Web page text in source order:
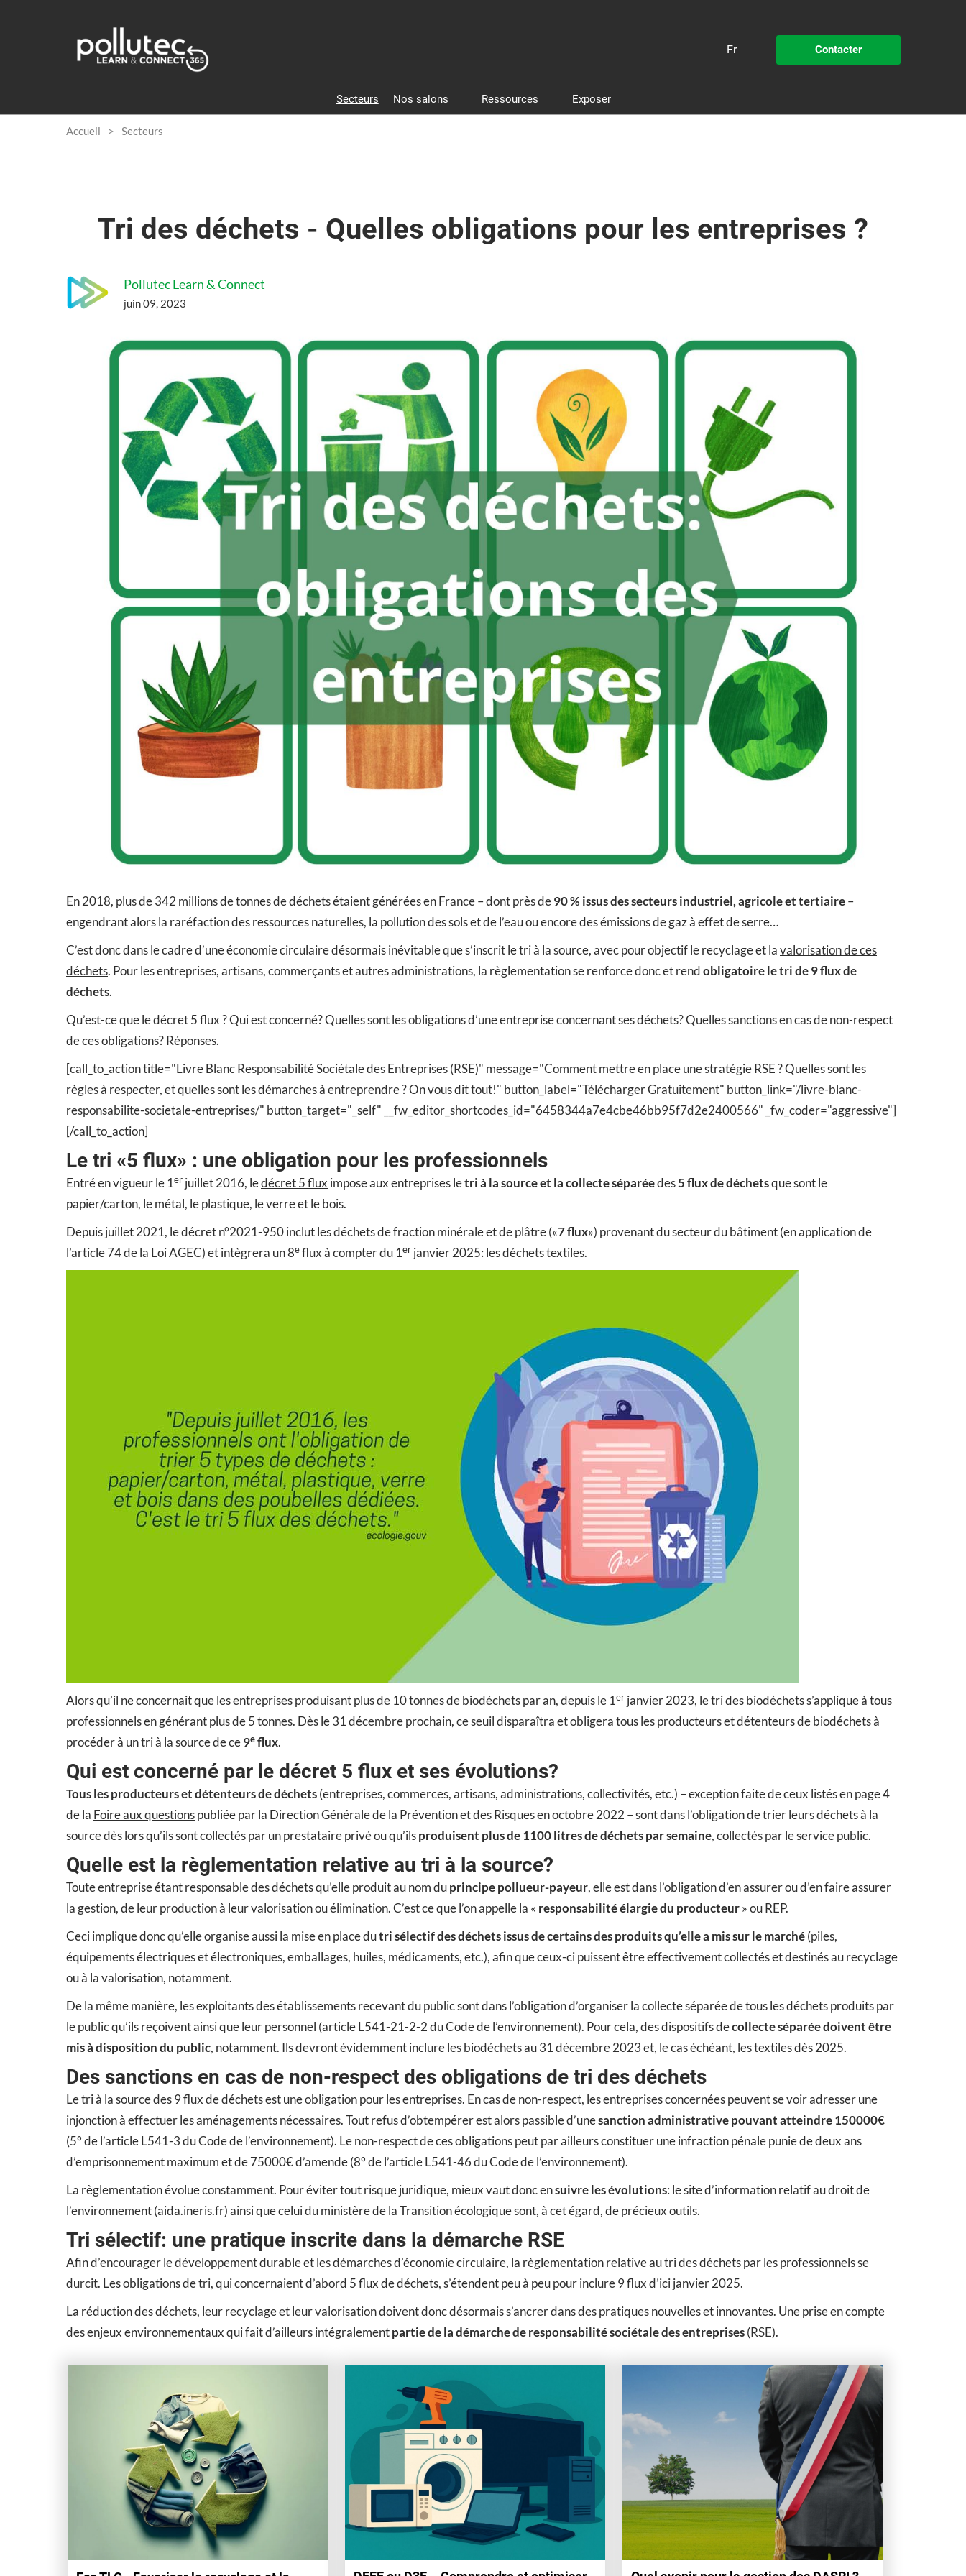
contenu
Fr Contacter
Secteurs Nos salons Ressources Exposer
Accueil Secteurs
Tri des déchets - Quelles obligations pour les entreprises ?
Pollutec Learn & Connect
juin 09, 2023
En 2018, plus de 342 millions de tonnes de déchets étaient générées en France – dont près de90 % issus des secteurs industriel, agricole et tertiaire–
engendrant alors la raréfaction des ressources naturelles, la pollution des sols et de l’eau ou encore des émissions de gaz à effet de serre…
C’est donc dans le cadre d’une économie circulaire désormais inévitable que s’inscrit le tri à la source, avec pour objectif le recyclage et lavalorisation de ces
déchets. Pour les entreprises, artisans, commerçants et autres administrations, la règlementation se renforce donc et rendobligatoire le tri de 9 flux de
déchets.
Qu’est-ce que le décret 5 flux ? Qui est concerné? Quelles sont les obligations d’une entreprise concernant ses déchets? Quelles sanctions en cas de non-respect
de ces obligations? Réponses.
[call_to_action title="Livre Blanc Responsabilité Sociétale des Entreprises (RSE)" message="Comment mettre en place une stratégie RSE ? Quelles sont les
règles à respecter, et quelles sont les démarches à entreprendre ? On vous dit tout!" button_label="Télécharger Gratuitement" button_link="/livre-blanc-
responsabilite-societale-entreprises/" button_target="_self" __fw_editor_shortcodes_id="6458344a7e4cbe46bb95f7d2e2400566" _fw_coder="aggressive"]
[/call_to_action]
Le tri «5 flux» : une obligation pour les professionnels
Entré en vigueur le 1er juillet 2016, ledécret 5 flux impose aux entreprises letri à la source et la collecte séparéedes5 flux de déchetsque sont le
papier/carton, le métal, le plastique, le verre et le bois.
Depuis juillet 2021, le décret n°2021-950 inclut les déchets de fraction minérale et de plâtre («7 flux») provenant du secteur du bâtiment (en application de
l’article 74 de la Loi AGEC) et intègrera un 8eflux à compter du 1er janvier 2025: les déchets textiles.
Alors qu’il ne concernait que les entreprises produisant plus de 10 tonnes de biodéchets par an, depuis le 1er janvier 2023, le tri des biodéchets s’applique à tous
professionnels en générant plus de 5 tonnes. Dès le 31 décembre prochain, ce seuil disparaîtra et obligera tous les producteurs et détenteurs de biodéchets à
procéder à un tri à la source de ce9eflux.
Qui est concerné par le décret 5 flux et ses évolutions?
Tous les producteurs et détenteurs de déchets(entreprises, commerces, artisans, administrations, collectivités, etc.) – exception faite de ceux listés en page 4
de la Foire aux questionspubliée par la Direction Générale de la Prévention et des Risques en octobre 2022 – sont dans l’obligation de trier leurs déchets à la
source dès lors qu’ils sont collectés par un prestataire privé ou qu’ilsproduisent plus de 1100 litres de déchets par semaine, collectés par le service public.
Quelle est la règlementation relative au tri à la source?
Toute entreprise étant responsable des déchets qu’elle produit au nom duprincipe pollueur-payeur, elle est dans l’obligation d’en assurer ou d’en faire assurer
la gestion, de leur production à leur valorisation ou élimination. C’est ce que l’on appelle la « responsabilité élargie du producteur» ou REP.
Ceci implique donc qu’elle organise aussi la mise en place dutri sélectif des déchets issus de certains des produits qu’elle a mis sur le marché(piles,
équipements électriques et électroniques, emballages, huiles, médicaments, etc.), afin que ceux-ci puissent être effectivement collectés et destinés au recyclage
ou à la valorisation, notamment.
De la même manière, les exploitants des établissements recevant du public sont dans l’obligation d’organiser la collecte séparée de tous les déchets produits par
le public qu’ils reçoivent ainsi que leur personnel (article L541-21-2-2 du Code de l’environnement). Pour cela, des dispositifs decollecte séparée doivent être
mis à disposition du public, notamment. Ils devront évidemment inclure les biodéchets au 31 décembre 2023 et, le cas échéant, les textiles dès 2025.
Des sanctions en cas de non-respect des obligations de tri des déchets
Le tri à la source des 9 flux de déchets est une obligation pour les entreprises. En cas de non-respect, les entreprises concernées peuvent se voir adresser une
injonction à effectuer les aménagements nécessaires. Tout refus d’obtempérer est alors passible d’unesanction administrative pouvant atteindre 150000€
(5° de l’article L541-3 du Code de l’environnement). Le non-respect de ces obligations peut par ailleurs constituer une infraction pénale punie de deux ans
d’emprisonnement maximum et de 75000€ d’amende (8° de l’article L541-46 du Code de l’environnement).
La règlementation évolue constamment. Pour éviter tout risque juridique, mieux vaut donc ensuivre les évolutions: le site d’information relatif au droit de
l’environnement (aida.ineris.fr) ainsi que celui du ministère de la Transition écologique sont, à cet égard, de précieux outils.
Tri sélectif: une pratique inscrite dans la démarche RSE
Afin d’encourager le développement durable et les démarches d’économie circulaire, la règlementation relative au tri des déchets par les professionnels se
durcit. Les obligations de tri, qui concernaient d’abord 5 flux de déchets, s’étendent peu à peu pour inclure 9 flux d’ici janvier 2025.
La réduction des déchets, leur recyclage et leur valorisation doivent donc désormais s’ancrer dans des pratiques nouvelles et innovantes. Une prise en compte
des enjeux environnementaux qui fait d’ailleurs intégralementpartie de la démarche de responsabilité sociétale des entreprises(RSE).